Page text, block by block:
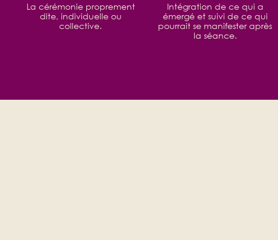
La cérémonie proprement
dite, individuelle ou
collective.
Intégration de ce qui a
émergé et suivi de ce qui
pourrait se manifester après
la séance.